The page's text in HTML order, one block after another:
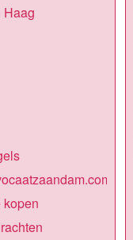
Haag